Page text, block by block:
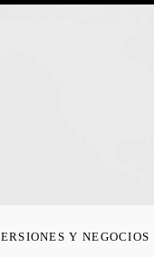
Y NEGOCIOS